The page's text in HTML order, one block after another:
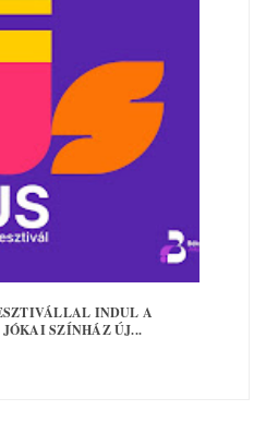
INDUL A
SZÍNHÁZ ÚJ...